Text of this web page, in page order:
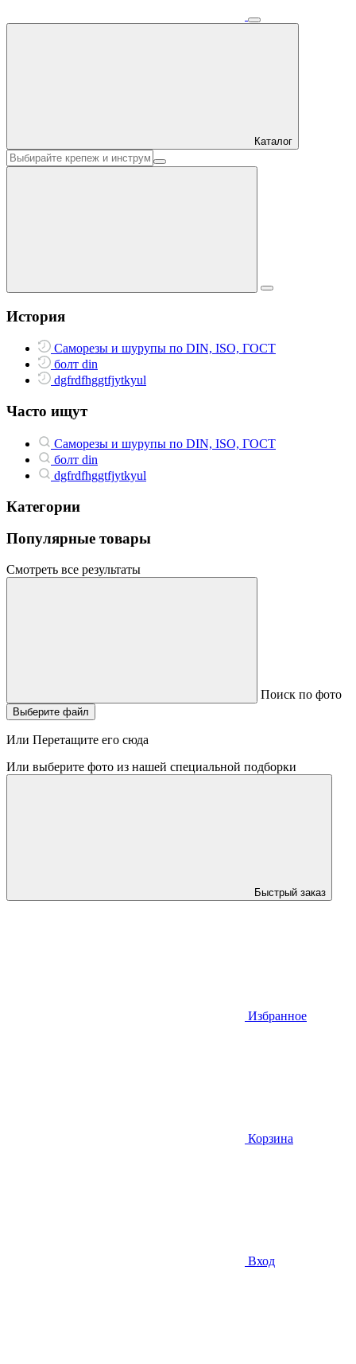
Каталог
История
Саморезы и шурупы по DIN, ISO, ГОСТ
болт din
dgfrdfhggtfjytkyul
Часто ищут
Саморезы и шурупы по DIN, ISO, ГОСТ
болт din
dgfrdfhggtfjytkyul
Категории
Популярные товары
Смотреть все результаты
Поиск по фото
Выберите файл
Или Перетащите его сюда
Или выберите фото из нашей специальной подборки
Быстрый заказ
Избранное
Корзина
Вход